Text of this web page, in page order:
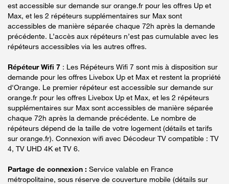
est accessible sur demande sur orange.fr pour les offres Up et
Max, et les 2 répéteurs supplémentaires sur Max sont
accessibles de manière séparée chaque 72h après la demande
précédente. L’accès aux répéteurs n’est pas cumulable avec les
répéteurs accessibles via les autres offres.
Répéteur Wifi 7 : Les Répéteurs Wifi 7 sont mis à disposition sur
demande pour les offres Livebox Up et Max et restent la propriété
d'Orange. Le premier répéteur est accessible sur demande sur
orange.fr pour les offres Livebox Up et Max, et les 2 répéteurs
supplémentaires sur Max sont accessibles de manière séparée
chaque 72h après la demande précédente. Le nombre de
répéteurs dépend de la taille de votre logement (détails et tarifs
sur orange.fr). Connexion wifi avec Décodeur TV compatible : TV
4, TV UHD 4K et TV 6.
Partage de connexion : Service valable en France
métropolitaine, sous réserve de couverture mobile (détails sur